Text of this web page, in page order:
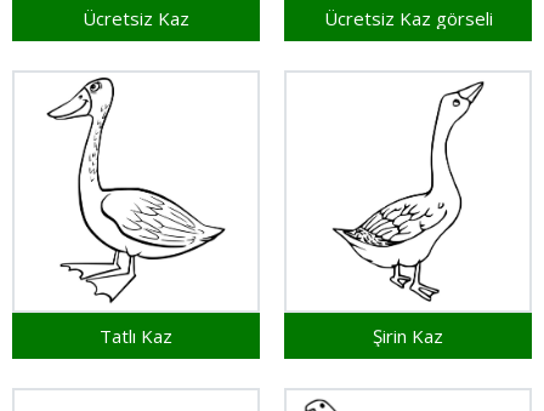
Ücretsiz Kaz Ücretsiz Kaz görseli
Tatlı Kaz Şirin Kaz